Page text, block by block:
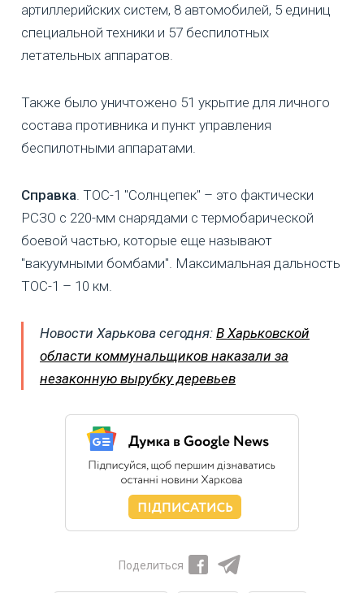
артиллерийских систем, 8 автомобилей, 5 единиц
специальной техники и 57 беспилотных
летательных аппаратов.
Также было уничтожено 51 укрытие для личного
состава противника и пункт управления
беспилотными аппаратами.
Справка . ТОС-1 "Солнцепек" – это фактически
РСЗО с 220-мм снарядами с термобарической
боевой частью, которые еще называют
"вакуумными бомбами". Максимальная дальность
ТОС-1 – 10 км.
Новости Харькова сегодня: В Харьковской
области коммунальщиков наказали за
незаконную вырубку деревьев
Поделиться